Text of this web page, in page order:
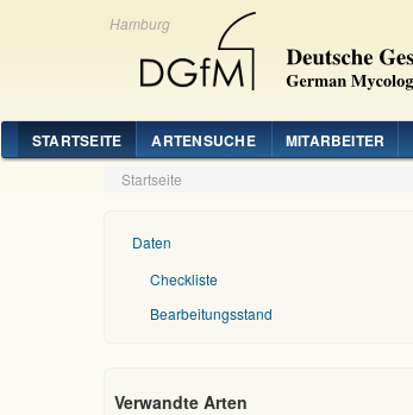
Hamburg
STARTSEITE ARTENSUCHE MITARBEITER
Startseite
Daten
Checkliste
Bearbeitungsstand
Verwandte Arten